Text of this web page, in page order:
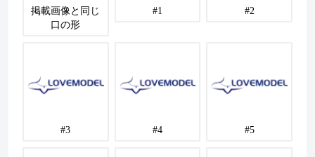
掲載画像と同じ
口の形
#1 #2
#3 #4 #5